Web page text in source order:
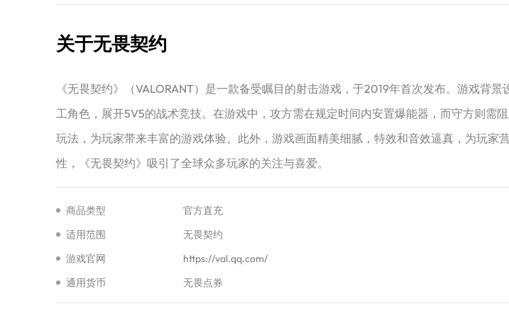
关于无畏契约
《无畏契约》（VALORANT）是一款备受瞩目的射击游戏，于2019年首次发布。游戏背
工角色，展开5V5的战术竞技。在游戏中，攻方需在规定时间内安置爆能器，而守方则需
玩法，为玩家带来丰富的游戏体验。此外，游戏画面精美细腻，特效和音效逼真，为玩
性，《无畏契约》吸引了全球众多玩家的关注与喜爱。
商品类型
官方直充
适用范围
无畏契约
游戏官网
https://val.qq.com/
通用货币
无畏点券